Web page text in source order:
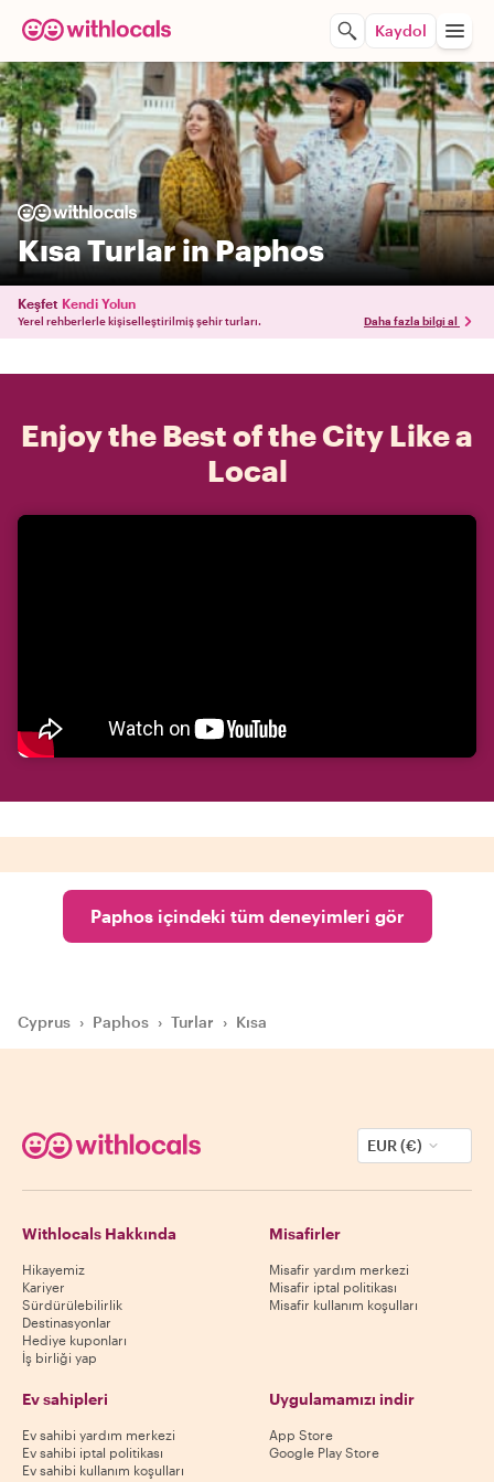
Kaydol
Kısa Turlar in Paphos
Keşfet Kendi Yolun
Yerel rehberlerle kişiselleştirilmiş şehir turları. Daha fazla bilgi al
Enjoy the Best of the City Like a
Local
Paphos içindeki tüm deneyimleri gör
Cyprus › Paphos › Turlar › Kısa
EUR (€)
Withlocals Hakkında
Hikayemiz
Kariyer
Sürdürülebilirlik
Destinasyonlar
Hediye kuponları
İş birliği yap
Misafirler
Misafir yardım merkezi
Misafir iptal politikası
Misafir kullanım koşulları
Ev sahipleri
Ev sahibi yardım merkezi
Ev sahibi iptal politikası
Ev sahibi kullanım koşulları
Uygulamamızı indir
App Store
Google Play Store